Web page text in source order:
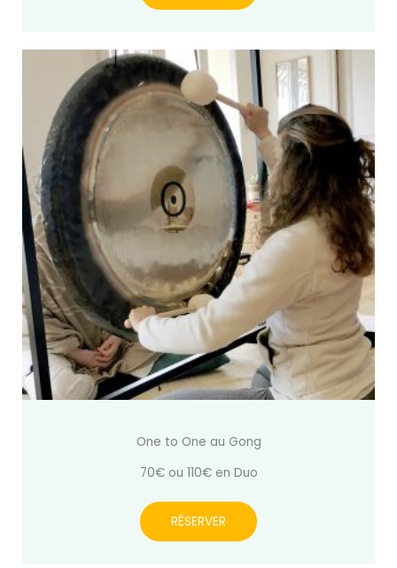
One to One au Gong
70€ ou 110€ en Duo
RÉSERVER